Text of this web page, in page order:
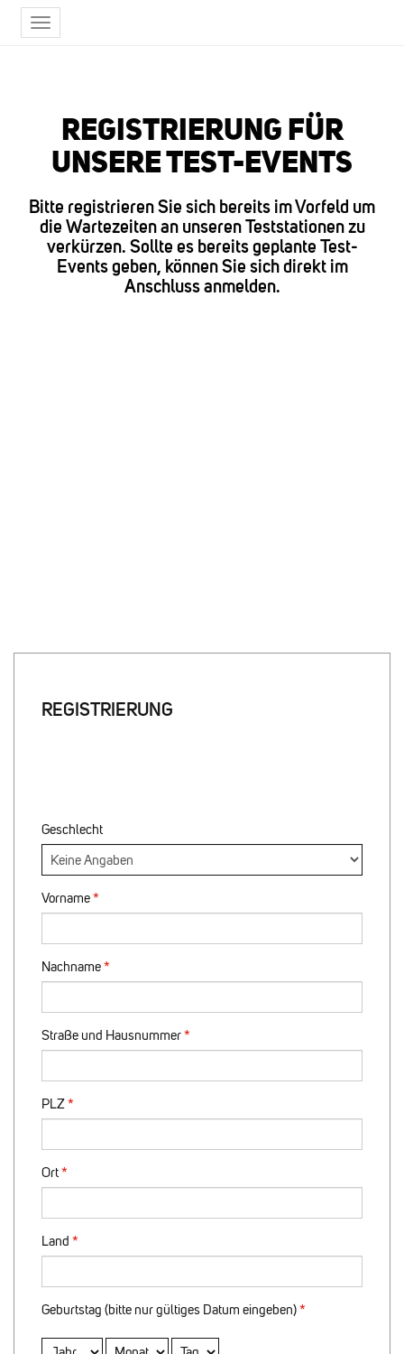
Toggle
navigation
REGISTRIERUNG FÜR
UNSERE TEST-EVENTS
Bitte registrieren Sie sich bereits im Vorfeld um
die Wartezeiten an unseren Teststationen zu
verkürzen. Sollte es bereits geplante Test-
Events geben, können Sie sich direkt im
Anschluss anmelden.
REGISTRIERUNG
Geschlecht
Vorname
Nachname
Straße und Hausnummer
PLZ
Ort
Land
Geburtstag (bitte nur gültiges Datum eingeben)